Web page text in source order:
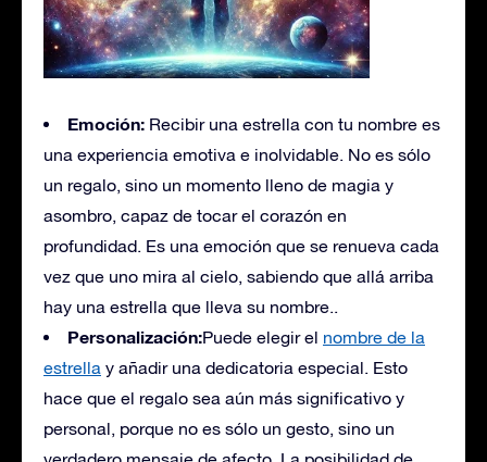
Emoción: Recibir una estrella con tu nombre es
una experiencia emotiva e inolvidable. No es sólo
un regalo, sino un momento lleno de magia y
asombro, capaz de tocar el corazón en
profundidad. Es una emoción que se renueva cada
vez que uno mira al cielo, sabiendo que allá arriba
hay una estrella que lleva su nombre..
Personalización:Puede elegir el nombre de la
estrella y añadir una dedicatoria especial. Esto
hace que el regalo sea aún más significativo y
personal, porque no es sólo un gesto, sino un